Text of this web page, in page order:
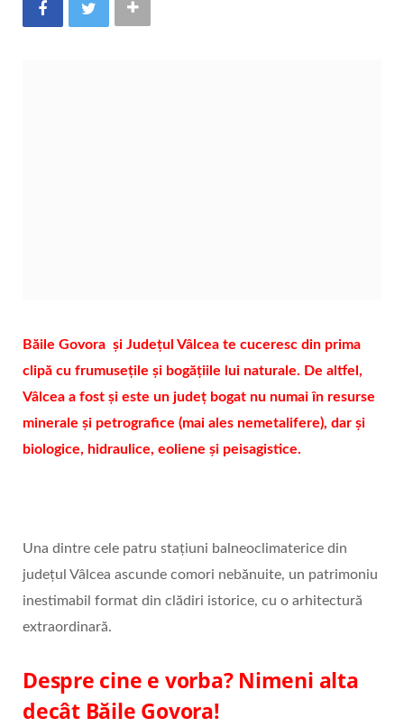
Băile Govora și Judeţul Vâlcea te cuceresc din prima
clipă cu frumusețile și bogățiile lui naturale. De altfel,
Vâlcea a fost şi este un judeţ bogat nu numai în resurse
minerale şi petrografice (mai ales nemetalifere), dar şi
biologice, hidraulice, eoliene şi peisagistice.
Una dintre cele patru staţiuni balneoclimaterice din
judeţul Vâlcea ascunde comori nebănuite, un patrimoniu
inestimabil format din clădiri istorice, cu o arhitectură
extraordinară.
Despre cine e vorba? Nimeni alta
decât Băile Govora!